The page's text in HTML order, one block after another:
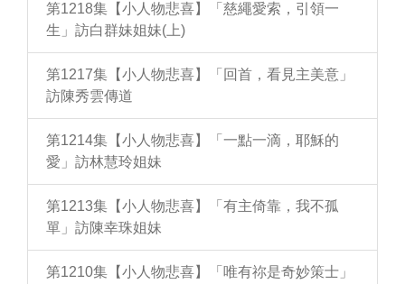
第1218集【小人物悲喜】「慈繩愛索，引領一
生」訪白群妹姐妹(上)
第1217集【小人物悲喜】「回首，看見主美意」
訪陳秀雲傳道
第1214集【小人物悲喜】「一點一滴，耶穌的
愛」訪林慧玲姐妹
第1213集【小人物悲喜】「有主倚靠，我不孤
單」訪陳幸珠姐妹
第1210集【小人物悲喜】「唯有祢是奇妙策士」